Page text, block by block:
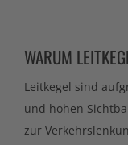
WARUM
Leitkegel sind
und hohen
zur